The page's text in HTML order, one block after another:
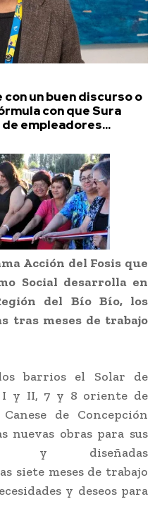
con un buen discurso o
con que Sura
empleadores...
Acción del Fosis que
Social desarrolla en
del Bío Bío, los
tras meses de trabajo
barrios el Solar de
I y II, 7 y 8 oriente de
de Concepción
nuevas obras para sus
y diseñadas
siete meses de trabajo
y deseos para